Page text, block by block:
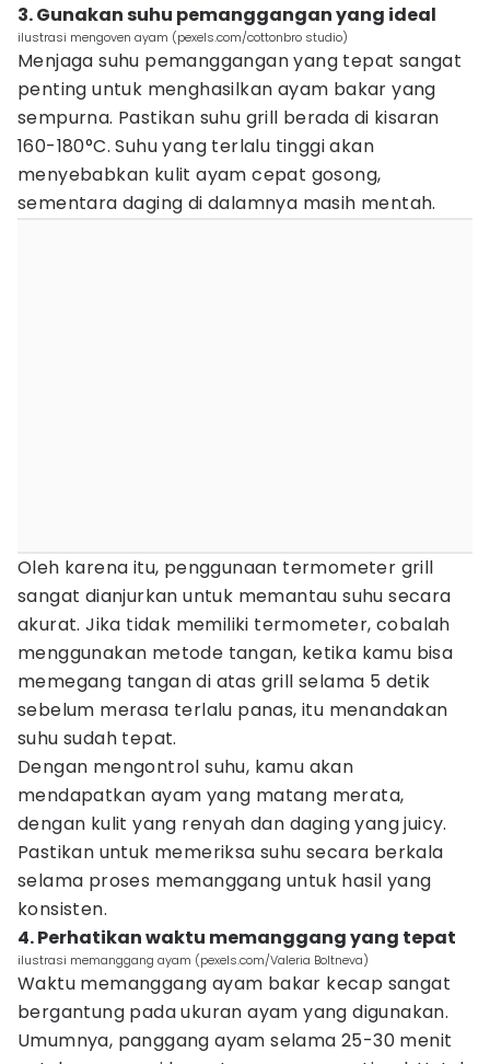
3. Gunakan suhu pemanggangan yang ideal
ilustrasi mengoven ayam (pexels.com/cottonbro studio)
Menjaga suhu pemanggangan yang tepat sangat
penting untuk menghasilkan ayam bakar yang
sempurna. Pastikan suhu grill berada di kisaran
160-180°C. Suhu yang terlalu tinggi akan
menyebabkan kulit ayam cepat gosong,
sementara daging di dalamnya masih mentah.
Oleh karena itu, penggunaan termometer grill
sangat dianjurkan untuk memantau suhu secara
akurat. Jika tidak memiliki termometer, cobalah
menggunakan metode tangan, ketika kamu bisa
memegang tangan di atas grill selama 5 detik
sebelum merasa terlalu panas, itu menandakan
suhu sudah tepat.
Dengan mengontrol suhu, kamu akan
mendapatkan ayam yang matang merata,
dengan kulit yang renyah dan daging yang juicy.
Pastikan untuk memeriksa suhu secara berkala
selama proses memanggang untuk hasil yang
konsisten.
4. Perhatikan waktu memanggang yang tepat
ilustrasi memanggang ayam (pexels.com/Valeria Boltneva)
Waktu memanggang ayam bakar kecap sangat
bergantung pada ukuran ayam yang digunakan.
Umumnya, panggang ayam selama 25-30 menit